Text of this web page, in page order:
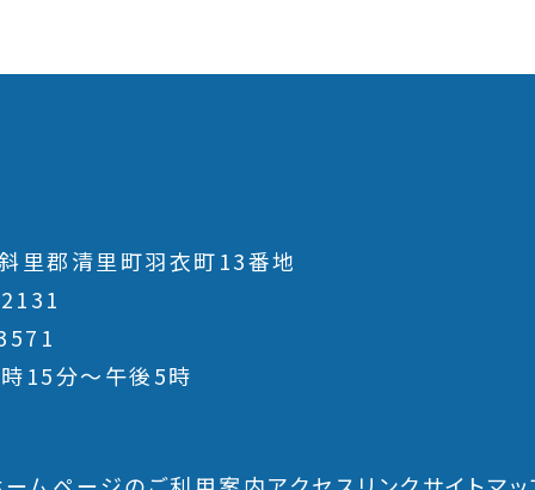
里郡清里町羽衣町13番地
15分～午後5時